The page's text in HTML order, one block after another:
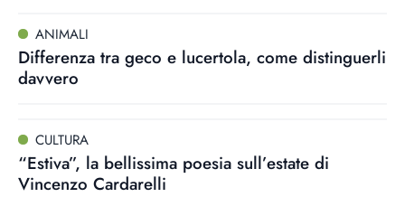
ANIMALI
Differenza tra geco e lucertola, come distinguerli
davvero
CULTURA
“Estiva”, la bellissima poesia sull’estate di
Vincenzo Cardarelli